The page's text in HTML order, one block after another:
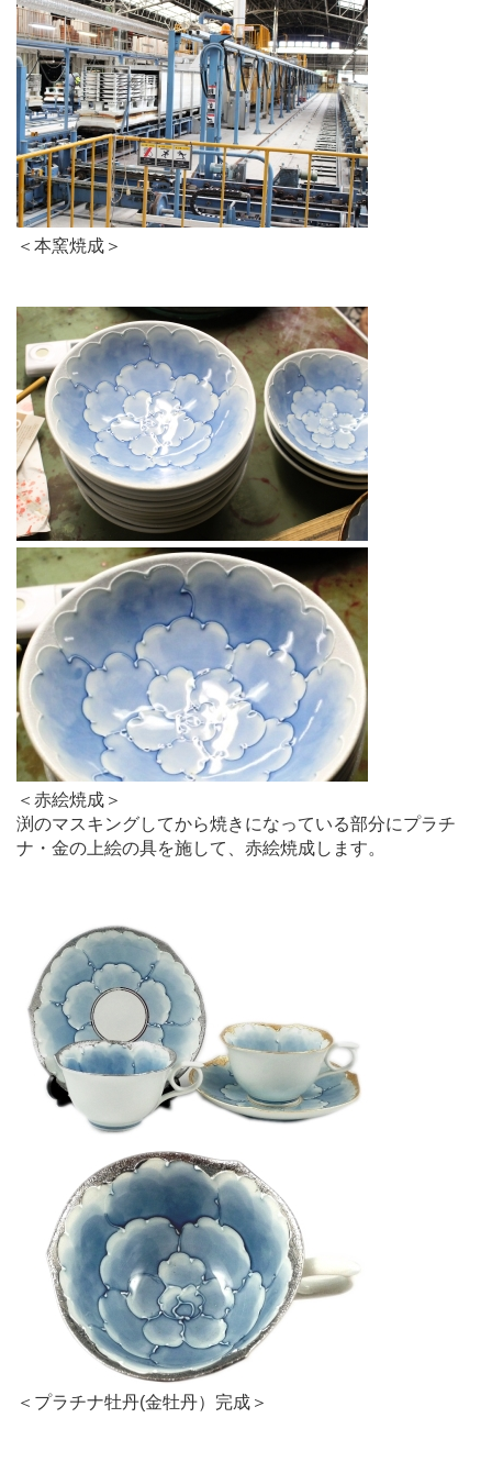
＜本窯焼成＞
＜赤絵焼成＞
渕のマスキングしてから焼きになっている部分にプラチ
ナ・金の上絵の具を施して、赤絵焼成します。
＜プラチナ牡丹(金牡丹）完成＞